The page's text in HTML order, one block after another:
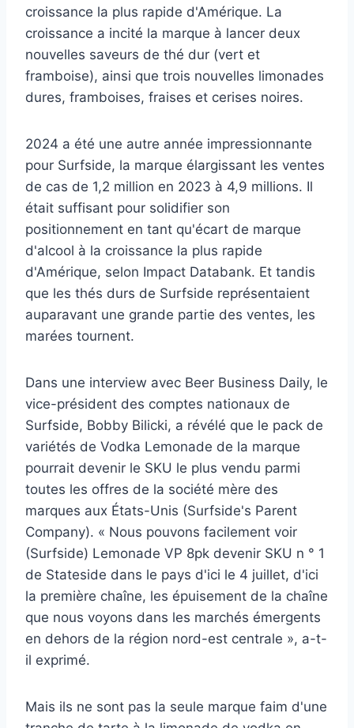
croissance la plus rapide d'Amérique. La
croissance a incité la marque à lancer deux
nouvelles saveurs de thé dur (vert et
framboise), ainsi que trois nouvelles limonades
dures, framboises, fraises et cerises noires.
2024 a été une autre année impressionnante
pour Surfside, la marque élargissant les ventes
de cas de 1,2 million en 2023 à 4,9 millions. Il
était suffisant pour solidifier son
positionnement en tant qu'écart de marque
d'alcool à la croissance la plus rapide
d'Amérique, selon Impact Databank. Et tandis
que les thés durs de Surfside représentaient
auparavant une grande partie des ventes, les
marées tournent.
Dans une interview avec Beer Business Daily, le
vice-président des comptes nationaux de
Surfside, Bobby Bilicki, a révélé que le pack de
variétés de Vodka Lemonade de la marque
pourrait devenir le SKU le plus vendu parmi
toutes les offres de la société mère des
marques aux États-Unis (Surfside's Parent
Company). « Nous pouvons facilement voir
(Surfside) Lemonade VP 8pk devenir SKU n ° 1
de Stateside dans le pays d'ici le 4 juillet, d'ici
la première chaîne, les épuisement de la chaîne
que nous voyons dans les marchés émergents
en dehors de la région nord-est centrale », a-t-
il exprimé.
Mais ils ne sont pas la seule marque faim d'une